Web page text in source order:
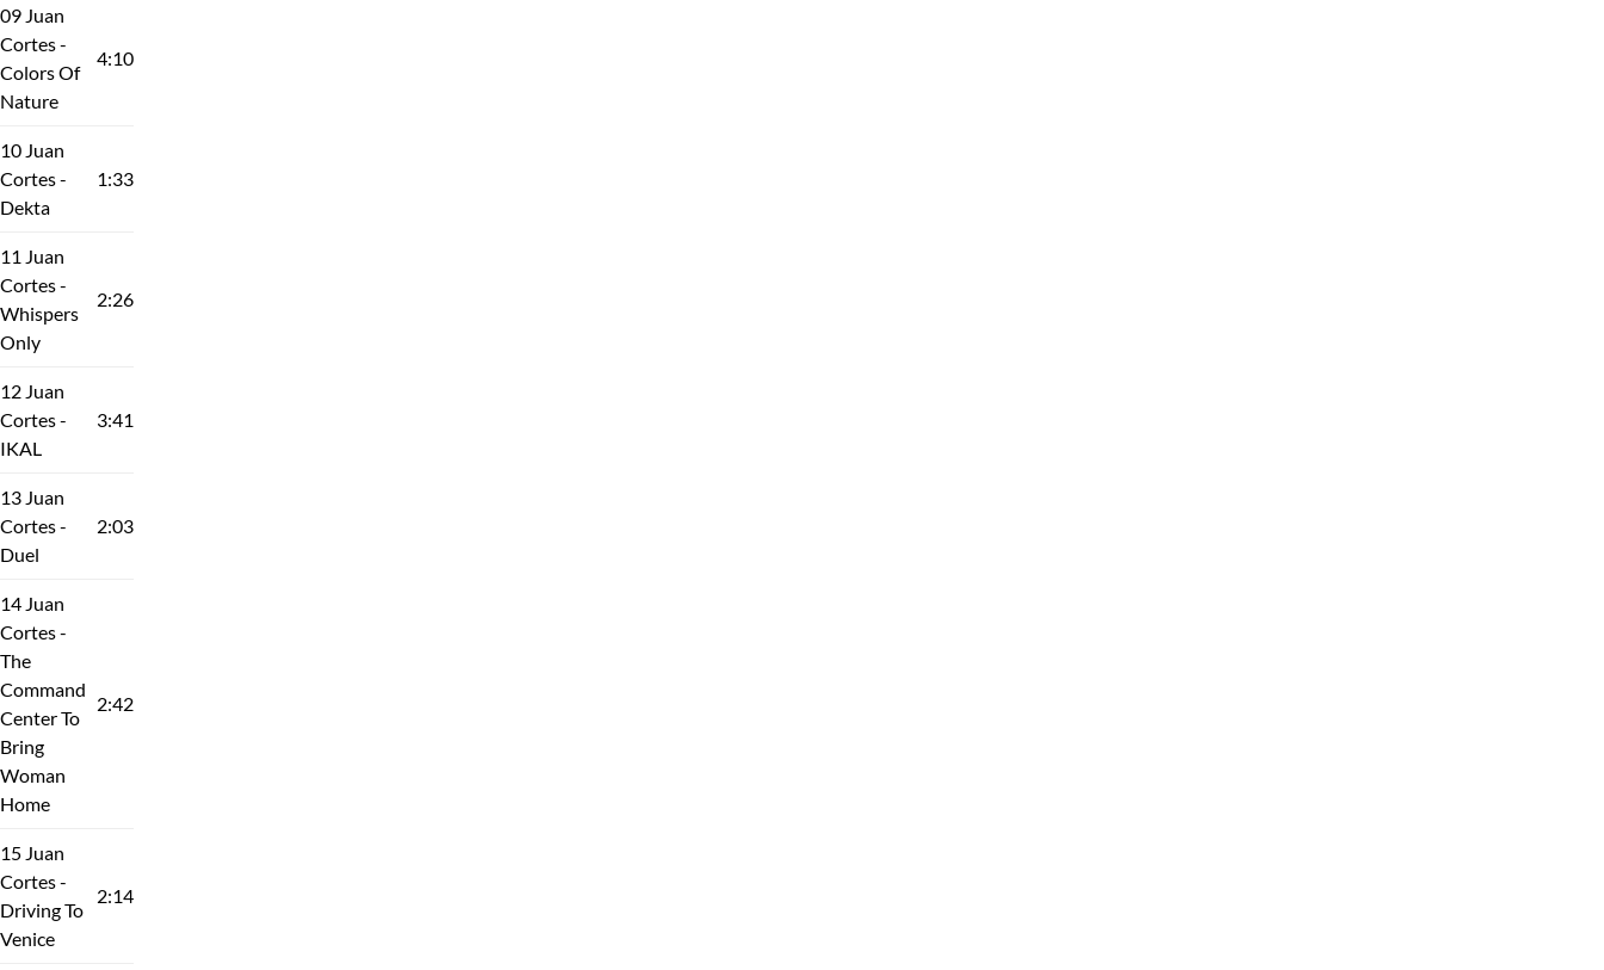
09 Juan
Cortes -
Colors Of
Nature
4:10
10 Juan
Cortes -
Dekta
1:33
11 Juan
Cortes -
Whispers
Only
2:26
12 Juan
Cortes -
IKAL
3:41
13 Juan
Cortes -
Duel
2:03
14 Juan
Cortes -
The
Command
Center To
Bring
Woman
Home
2:42
15 Juan
Cortes -
Driving To
Venice
2:14